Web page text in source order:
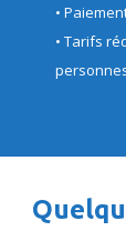
•
• Tarifs